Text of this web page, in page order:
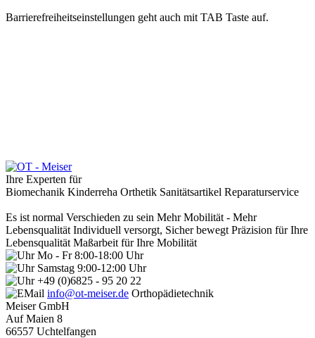
Barrierefreiheitseinstellungen geht auch mit TAB Taste auf.
Ihre Experten für
Biomechanik Kinderreha Orthetik Sanitätsartikel Reparaturservice
Es ist normal Verschieden zu sein Mehr Mobilität - Mehr
Lebensqualität Individuell versorgt, Sicher bewegt Präzision für Ihre
Lebensqualität Maßarbeit für Ihre Mobilität
Mo - Fr 8:00-18:00 Uhr
Samstag 9:00-12:00 Uhr
+49 (0)6825 - 95 20 22
info@ot-meiser.de Orthopädietechnik
Meiser GmbH
Auf Maien 8
66557 Uchtelfangen